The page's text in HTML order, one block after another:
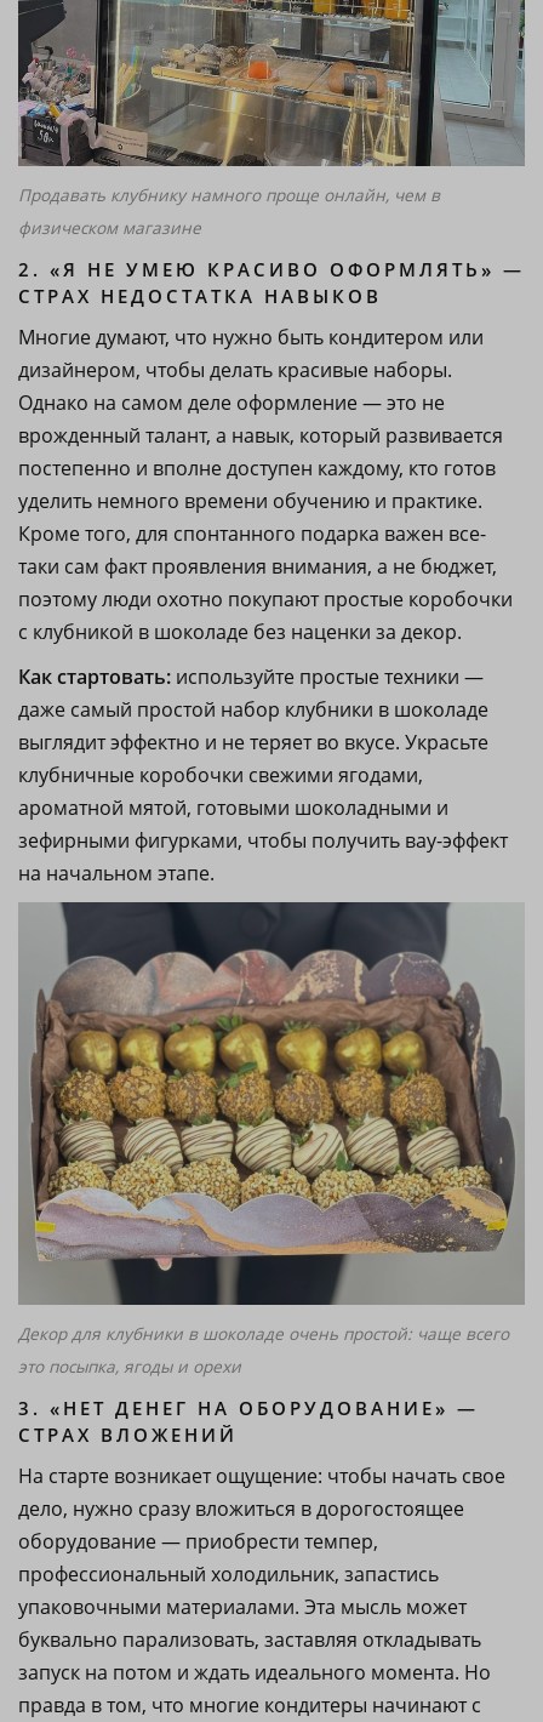
Продавать клубнику намного проще онлайн, чем в
физическом магазине
2. «Я НЕ УМЕЮ КРАСИВО ОФОРМЛЯТЬ» —
СТРАХ НЕДОСТАТКА НАВЫКОВ
Многие думают, что нужно быть кондитером или
дизайнером, чтобы делать красивые наборы.
Однако на самом деле оформление — это не
врожденный талант, а навык, который развивается
постепенно и вполне доступен каждому, кто готов
уделить немного времени обучению и практике.
Кроме того, для спонтанного подарка важен все-
таки сам факт проявления внимания, а не бюджет,
поэтому люди охотно покупают простые коробочки
с клубникой в шоколаде без наценки за декор.
Как стартовать: используйте простые техники —
даже самый простой набор клубники в шоколаде
выглядит эффектно и не теряет во вкусе. Украсьте
клубничные коробочки свежими ягодами,
ароматной мятой, готовыми шоколадными и
зефирными фигурками, чтобы получить вау-эффект
на начальном этапе.
Декор для клубники в шоколаде очень простой: чаще всего
это посыпка, ягоды и орехи
3. «НЕТ ДЕНЕГ НА ОБОРУДОВАНИЕ» —
СТРАХ ВЛОЖЕНИЙ
На старте возникает ощущение: чтобы начать свое
дело, нужно сразу вложиться в дорогостоящее
оборудование — приобрести темпер,
профессиональный холодильник, запастись
упаковочными материалами. Эта мысль может
буквально парализовать, заставляя откладывать
запуск на потом и ждать идеального момента. Но
правда в том, что многие кондитеры начинают с